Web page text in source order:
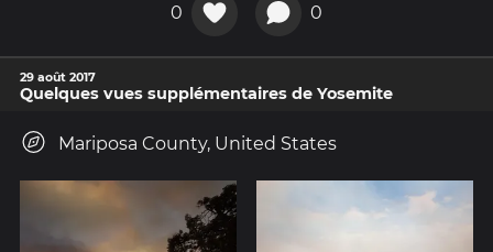
0 0
29 août 2017
Quelques vues supplémentaires de Yosemite
Mariposa County, United States